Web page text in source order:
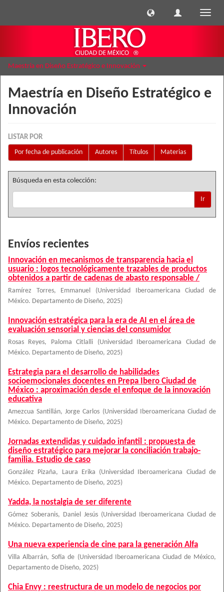
Maestría en Diseño Estratégico e Innovación
Maestría en Diseño Estratégico e
Innovación
LISTAR POR
Por fecha de publicación
Autores Títulos Materias
Búsqueda en esta colección:
Ir
Envíos recientes
Innovación en mecanismos de transparencia hacia el
usuario : logos tecnológicamente trazables de productos
obtenidos a partir de cadenas de abasto responsable /
Ramírez Torres, Emmanuel (Universidad Iberoamericana Ciudad de
México. Departamento de Diseño, 2025)
Innovación estratégica para la era de AI en el área de
evaluación sensorial y ciencias del consumidor
Rosas Reyes, Paloma Citlalli (Universidad Iberoamericana Ciudad de
México. Departamento de Diseño, 2025)
Estrategia para el desarrollo de habilidades
socioemocionales docentes en Prepa Ibero Ciudad de
México : aproximación desde el enfoque de la innovación
educativa
Amezcua Santillán, Jorge Carlos (Universidad Iberoamericana Ciudad de
México. Departamento de Diseño, 2025)
Jornadas extendidas y cuidado infantil : propuesta de
diseño estratégico para mejorar la conciliación trabajo-
familia. Estudio de caso
González Pizaña, Laura Erika (Universidad Iberoamericana Ciudad de
México. Departamento de Diseño, 2025)
Yadda, la nostalgia de ser diferente
Gómez Soberanis, Daniel Jesús (Universidad Iberoamericana Ciudad de
México. Departamento de Diseño, 2025)
Una nueva experiencia de cine para la generación Alfa
Villa Albarrán, Sofia de (Universidad Iberoamericana Ciudad de México,
Departamento de Diseño, 2025)
Chia Envy : reestructura de un modelo de negocios por